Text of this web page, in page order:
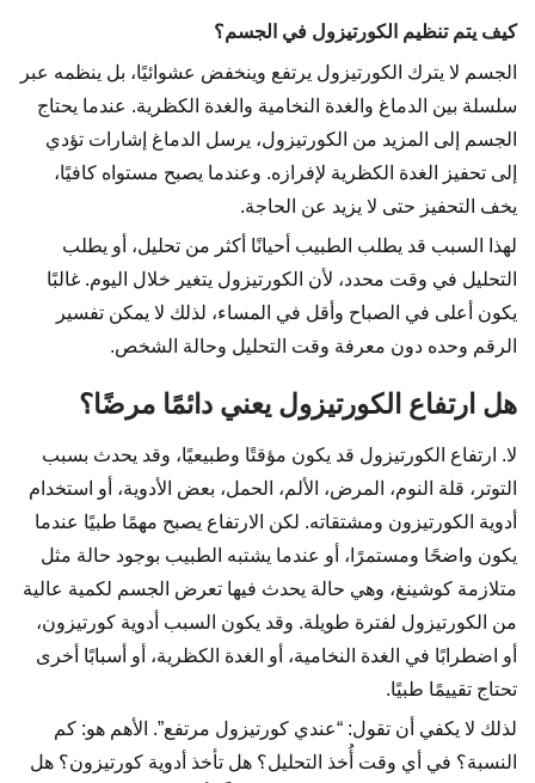
كيف يتم تنظيم الكورتيزول في الجسم؟
الجسم لا يترك الكورتيزول يرتفع وينخفض عشوائيًا، بل ينظمه عبر
سلسلة بين الدماغ والغدة النخامية والغدة الكظرية. عندما يحتاج
الجسم إلى المزيد من الكورتيزول، يرسل الدماغ إشارات تؤدي
إلى تحفيز الغدة الكظرية لإفرازه. وعندما يصبح مستواه كافيًا،
يخف التحفيز حتى لا يزيد عن الحاجة.
لهذا السبب قد يطلب الطبيب أحيانًا أكثر من تحليل، أو يطلب
التحليل في وقت محدد، لأن الكورتيزول يتغير خلال اليوم. غالبًا
يكون أعلى في الصباح وأقل في المساء، لذلك لا يمكن تفسير
الرقم وحده دون معرفة وقت التحليل وحالة الشخص.
هل ارتفاع الكورتيزول يعني دائمًا مرضًا؟
لا. ارتفاع الكورتيزول قد يكون مؤقتًا وطبيعيًا، وقد يحدث بسبب
التوتر، قلة النوم، المرض، الألم، الحمل، بعض الأدوية، أو استخدام
أدوية الكورتيزون ومشتقاته. لكن الارتفاع يصبح مهمًا طبيًا عندما
يكون واضحًا ومستمرًا، أو عندما يشتبه الطبيب بوجود حالة مثل
متلازمة كوشينغ، وهي حالة يحدث فيها تعرض الجسم لكمية عالية
من الكورتيزول لفترة طويلة. وقد يكون السبب أدوية كورتيزون،
أو اضطرابًا في الغدة النخامية، أو الغدة الكظرية، أو أسبابًا أخرى
تحتاج تقييمًا طبيًا.
لذلك لا يكفي أن تقول: “عندي كورتيزول مرتفع”. الأهم هو: كم
النسبة؟ في أي وقت أُخذ التحليل؟ هل تأخذ أدوية كورتيزون؟ هل